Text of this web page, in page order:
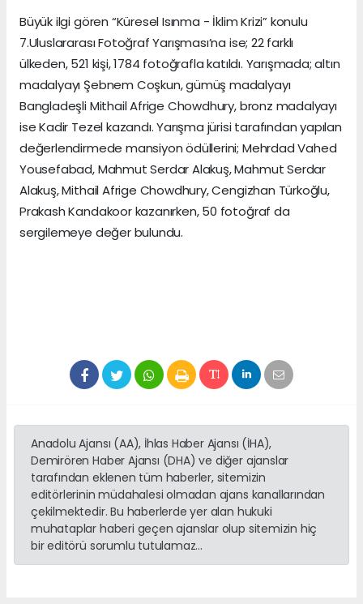
Büyük ilgi gören “Küresel Isınma - İklim Krizi” konulu
7.Uluslararası Fotoğraf Yarışması’na ise; 22 farklı
ülkeden, 521 kişi, 1784 fotoğrafla katıldı. Yarışmada; altın
madalyayı Şebnem Coşkun, gümüş madalyayı
Bangladeşli Mithail Afrige Chowdhury, bronz madalyayı
ise Kadir Tezel kazandı. Yarışma jürisi tarafından yapılan
değerlendirmede mansiyon ödüllerini; Mehrdad Vahed
Yousefabad, Mahmut Serdar Alakuş, Mahmut Serdar
Alakuş, Mithail Afrige Chowdhury, Cengizhan Türkoğlu,
Prakash Kandakoor kazanırken, 50 fotoğraf da
sergilemeye değer bulundu.
Anadolu Ajansı (AA), İhlas Haber Ajansı (İHA),
Demirören Haber Ajansı (DHA) ve diğer ajanslar
tarafından eklenen tüm haberler, sitemizin
editörlerinin müdahalesi olmadan ajans kanallarından
çekilmektedir. Bu haberlerde yer alan hukuki
muhataplar haberi geçen ajanslar olup sitemizin hiç
bir editörü sorumlu tutulamaz...